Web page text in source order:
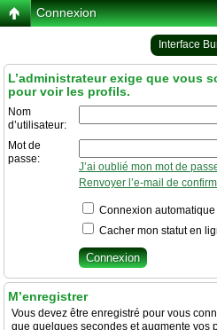
Connexion
Interface
L’administrateur exige que vous
pour voir les profils.
Nom
d’utilisateur:
Mot de
passe:
J’ai oublié mon mot de
Renvoyer l’e-mail de
Connexion automatique
Cacher mon statut en
M’enregistrer
Vous devez être enregistré pour vous
que quelques secondes et augmente vos